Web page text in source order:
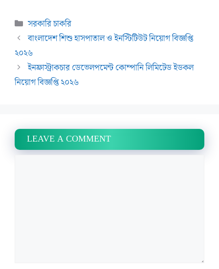
Categories
সরকারি চাকরি
বাংলাদেশ শিশু হাসপাতাল ও ইনস্টিটিউট নিয়োগ বিজ্ঞপ্তি
২০২৬
ইনফ্রাস্ট্রাকচার ডেভেলপমেন্ট কোম্পানি লিমিটেড ইডকল
নিয়োগ বিজ্ঞপ্তি ২০২৬
LEAVE A COMMENT